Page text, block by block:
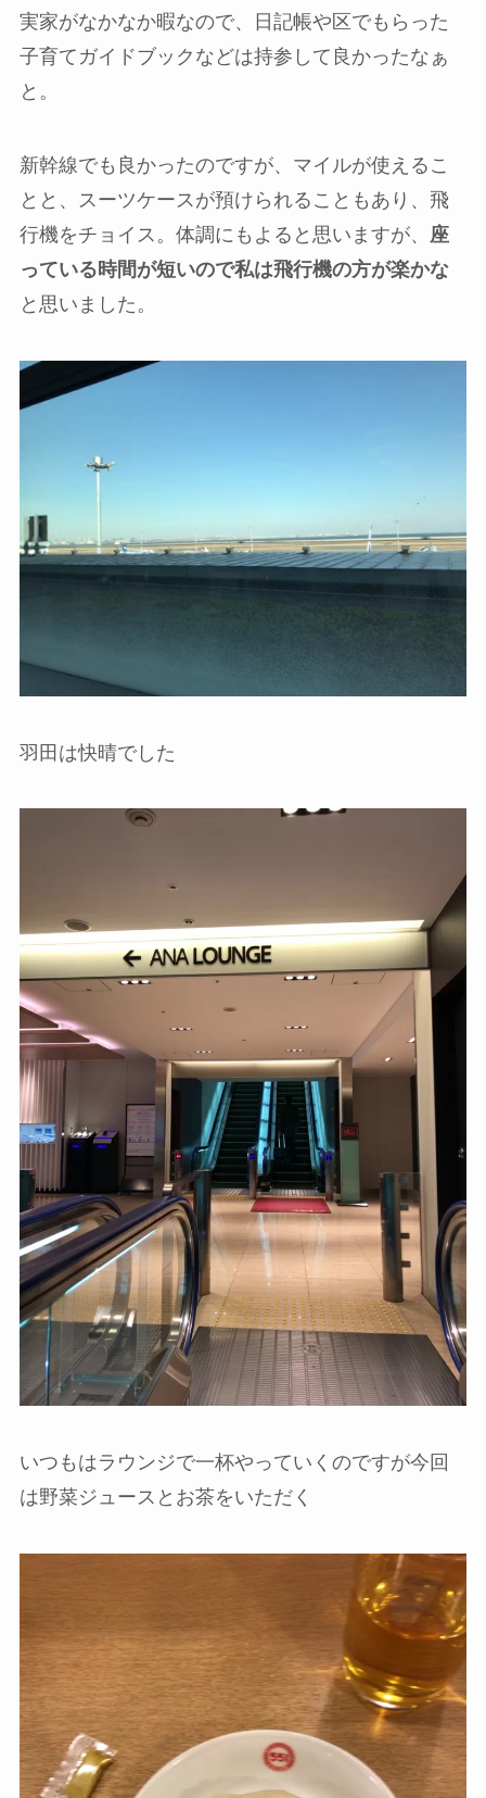
実家がなかなか暇なので、日記帳や区でもらった
子育てガイドブックなどは持参して良かったなぁ
と。
新幹線でも良かったのですが、マイルが使えるこ
とと、スーツケースが預けられることもあり、飛
行機をチョイス。体調にもよると思いますが、
座
っている時間が短いので私は飛行機の方が楽かな
と思いました。
羽田は快晴でした
いつもはラウンジで一杯やっていくのですが今回
は野菜ジュースとお茶をいただく